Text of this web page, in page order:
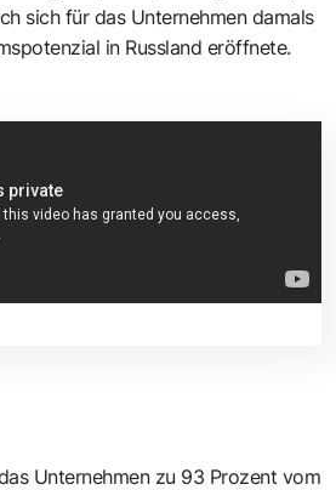
sich für das Unternehmen damals
in Russland eröffnete.
Unternehmen zu 93 Prozent vom